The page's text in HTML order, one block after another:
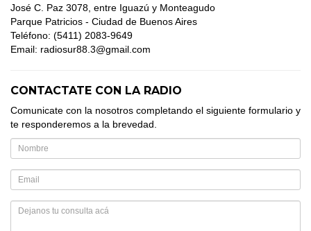
José C. Paz 3078, entre Iguazú y Monteagudo
Parque Patricios - Ciudad de Buenos Aires
Teléfono: (5411) 2083-9649
Email: radiosur88.3@gmail.com
CONTACTATE CON LA RADIO
Comunicate con la nosotros completando el siguiente formulario y
te responderemos a la brevedad.